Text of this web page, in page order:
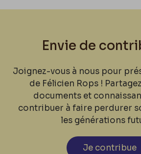
Envie de
Joignez-vous à nous pour
de Félicien Rops !
documents et
contribuer à faire perdurer
les générations
Je contribue